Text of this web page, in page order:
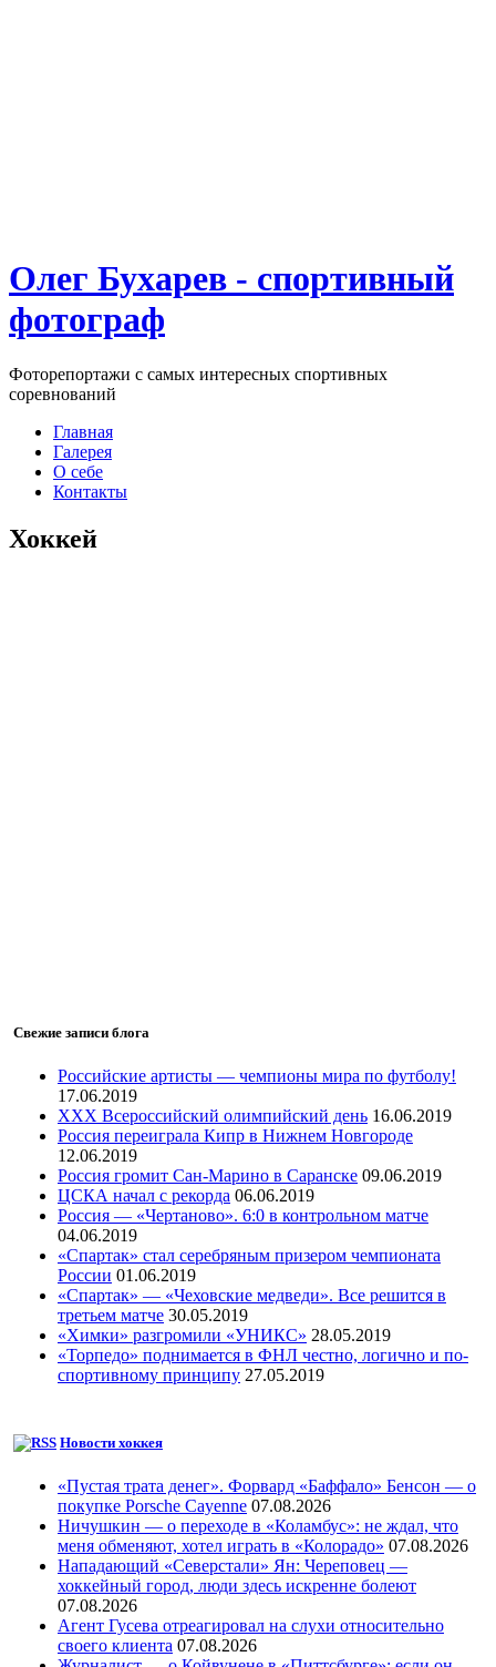
Олег Бухарев - спортивный
фотограф
Фоторепортажи с самых интересных спортивных
соревнований
Главная
Галерея
О себе
Контакты
Хоккей
Свежие записи блога
Российские артисты — чемпионы мира по футболу!
17.06.2019
ХХХ Всероссийский олимпийский день 16.06.2019
Россия переиграла Кипр в Нижнем Новгороде
12.06.2019
Россия громит Сан-Марино в Саранске 09.06.2019
ЦСКА начал с рекорда 06.06.2019
Россия — «Чертаново». 6:0 в контрольном матче
04.06.2019
«Спартак» стал серебряным призером чемпионата
России 01.06.2019
«Спартак» — «Чеховские медведи». Все решится в
третьем матче 30.05.2019
«Химки» разгромили «УНИКС» 28.05.2019
«Торпедо» поднимается в ФНЛ честно, логично и по-
спортивному принципу 27.05.2019
Новости хоккея
«Пустая трата денег». Форвард «Баффало» Бенсон — о
покупке Porsche Cayenne 07.08.2026
Ничушкин — о переходе в «Коламбус»: не ждал, что
меня обменяют, хотел играть в «Колорадо» 07.08.2026
Нападающий «Северстали» Ян: Череповец —
хоккейный город, люди здесь искренне болеют
07.08.2026
Агент Гусева отреагировал на слухи относительно
своего клиента 07.08.2026